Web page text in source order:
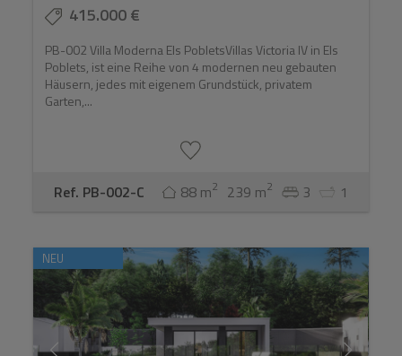
415.000 €
PB-002 Villa Moderna Els PobletsVillas Victoria IV in Els
Poblets, ist eine Reihe von 4 modernen neu gebauten
Häusern, jedes mit eigenem Grundstück, privatem
Garten,...
Ref. PB-002-C 88 m2 239 m2 3 1
NEU